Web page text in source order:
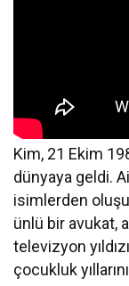
Kim, 21 Ekim
dünyaya geldi.
isimlerden
ünlü bir avukat,
televizyon
çocukluk